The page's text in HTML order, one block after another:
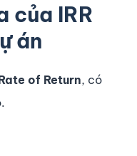
của IRR
án
of Return, có